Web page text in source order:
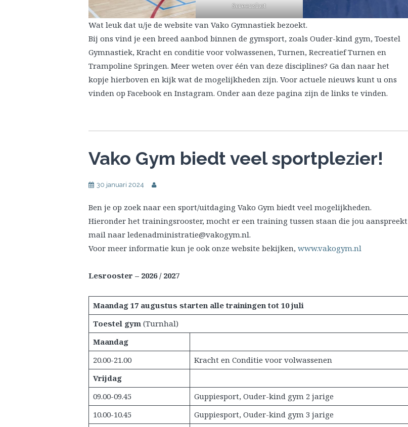
Screenshot
Wat leuk dat u/je de website van Vako Gymnastiek bezoekt.
Bij ons vind je een breed aanbod binnen de gymsport, zoals Ouder-kind gym, Toestel
Gymnastiek, Kracht en conditie voor volwassenen, Turnen, Recreatief Turnen en
Trampoline Springen. Meer weten over één van deze disciplines? Ga dan naar het
kopje hierboven en kijk wat de mogelijkheden zijn. Voor actuele nieuws kunt u ons
vinden op Facebook en Instagram. Onder aan deze pagina zijn de links te vinden.
Vako Gym biedt veel sportplezier!
30 januari 2024
Ben je op zoek naar een sport/uitdaging Vako Gym biedt veel mogelijkheden.
Hieronder het trainingsrooster, mocht er een training tussen staan die jou aanspreekt
mail naar ledenadministratie@vakogym.nl.
Voor meer informatie kun je ook onze website bekijken, www.vakogym.nl
Lesrooster – 2026 / 2027
Maandag 17 augustus starten alle trainingen tot 10 juli
Toestel gym(Turnhal)
Maandag
20.00-21.00
Kracht en Conditie voor volwassenen
Vrijdag
09.00-09.45
Guppiesport, Ouder-kind gym 2 jarige
10.00-10.45
Guppiesport, Ouder-kind gym 3 jarige